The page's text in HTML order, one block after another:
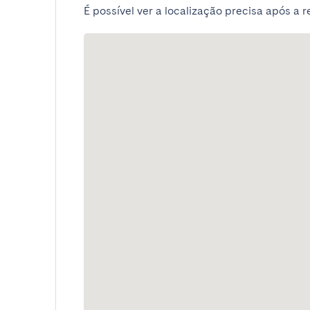
É possível ver a localização precisa após a